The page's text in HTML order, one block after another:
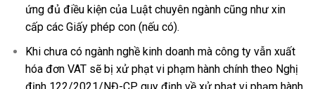
ứng đủ điều kiện của Luật chuyên ngành cũng như xin
cấp các Giấy phép con (nếu có).
Khi chưa có ngành nghề kinh doanh mà công ty vẫn xuất
hóa đơn VAT sẽ bị xử phạt vi phạm hành chính theo Nghị